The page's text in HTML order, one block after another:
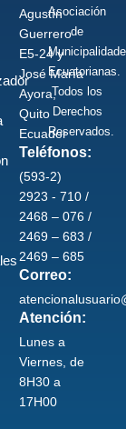
Agustín
Guerrero
E5-24 y
José María
Ayora,
Quito -
Ecuador
Teléfonos:
(593-2)
2923 - 710 /
2468 – 076 /
2469 – 683 /
2469 – 685
Correo:
Atención:
Lunes a
Viernes, de
8H30 a
17H00
Asociación
de
Ecuatorianas.
Todos los
Derechos
Reservados.